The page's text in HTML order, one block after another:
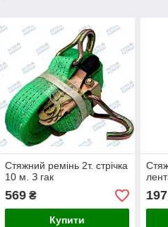
Стяжний ремінь 2т. стрічка
10 м. З гак
569₴
Купити
197